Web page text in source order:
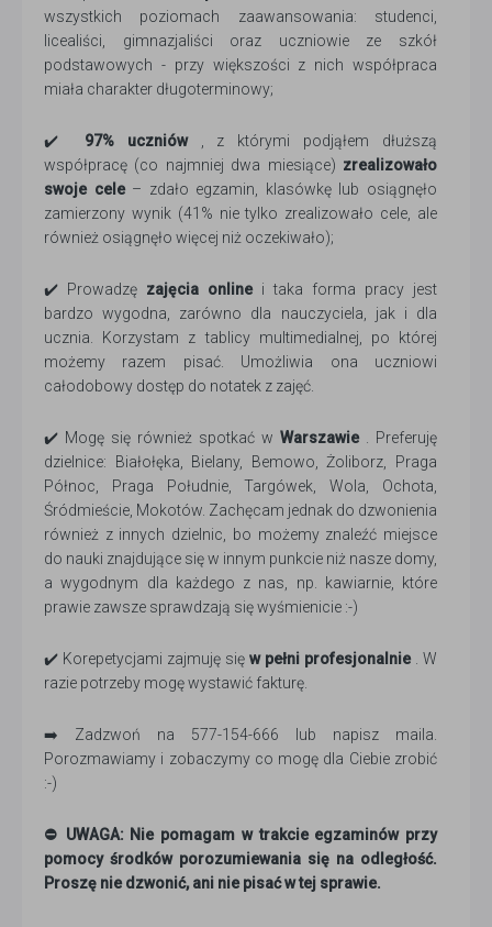
wszystkich poziomach zaawansowania: studenci,
licealiści, gimnazjaliści oraz uczniowie ze szkół
podstawowych - przy większości z nich współpraca
miała charakter długoterminowy;
✔️ 97% uczniów, z którymi podjąłem dłuższą
współpracę (co najmniej dwa miesiące) zrealizowało
swoje cele– zdało egzamin, klasówkę lub osiągnęło
zamierzony wynik (41% nie tylko zrealizowało cele, ale
również osiągnęło więcej niż oczekiwało);
✔️ Prowadzę zajęcia onlinei taka forma pracy jest
bardzo wygodna, zarówno dla nauczyciela, jak i dla
ucznia. Korzystam z tablicy multimedialnej, po której
możemy razem pisać. Umożliwia ona uczniowi
całodobowy dostęp do notatek z zajęć.
✔️ Mogę się również spotkać w Warszawie. Preferuję
dzielnice: Białołęka, Bielany, Bemowo, Żoliborz, Praga
Północ, Praga Południe, Targówek, Wola, Ochota,
Śródmieście, Mokotów. Zachęcam jednak do dzwonienia
również z innych dzielnic, bo możemy znaleźć miejsce
do nauki znajdujące się w innym punkcie niż nasze domy,
a wygodnym dla każdego z nas, np. kawiarnie, które
prawie zawsze sprawdzają się wyśmienicie :-)
✔️ Korepetycjami zajmuję się w pełni profesjonalnie. W
razie potrzeby mogę wystawić fakturę.
➡️ Zadzwoń na 577-154-666 lub napisz maila.
Porozmawiamy i zobaczymy co mogę dla Ciebie zrobić
:-)
⛔ UWAGA: Nie pomagam w trakcie egzaminów przy
pomocy środków porozumiewania się na odległość.
Proszę nie dzwonić, ani nie pisać w tej sprawie.